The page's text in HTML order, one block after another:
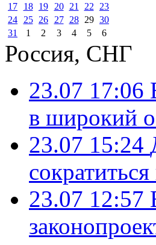
17 18 19 20 21 22
23
24
25 26 27 28 29 30
31
1 2 3 4 5 6
Россия, СНГ
23.07 17:06
в широкий
23.07 15:24
23.07 12:57